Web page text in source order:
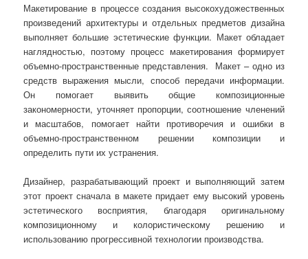
Макетирование в процессе создания высокохудожественных
произведений архитектуры и отдельных предметов дизайна
выполняет большие эстетические функции. Макет обладает
наглядностью, поэтому процесс макетирования формирует
объемно-пространственные представления. Макет – одно из
средств выражения мысли, способ передачи информации.
Он помогает выявить общие композиционные
закономерности, уточняет пропорции, соотношение членений
и масштабов, помогает найти противоречия и ошибки в
объемно-пространственном решении композиции и
определить пути их устранения.
Дизайнер, разрабатывающий проект и выполняющий затем
этот проект сначала в макете придает ему высокий уровень
эстетического восприятия, благодаря оригинальному
композиционному и колористическому решению и
использованию прогрессивной технологии производства.